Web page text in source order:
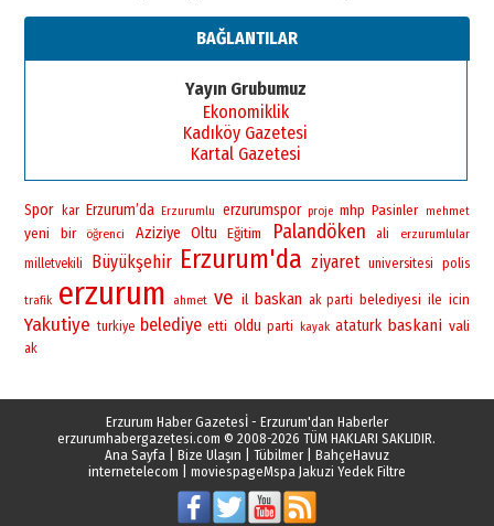
BAĞLANTILAR
Yayın Grubumuz
Ekonomiklik
Kadıköy Gazetesi
Kartal Gazetesi
Spor kar Erzurum’da Erzurumlu erzurumspor proje mhp Pasinler mehmet
yeni bir öğrenci Aziziye Oltu Eğitim Palandöken ali
erzurumlular
milletvekili
Büyükşehir Erzurum'da ziyaret universitesi polis
trafik erzurum ahmet ve il baskan ak parti belediyesi ile icin
Yakutiye turkiye belediye etti oldu parti kayak ataturk baskani vali
ak
Erzurum Haber Gazetesİ - Erzurum'dan Haberler
erzurumhabergazetesi.com © 2008-2026 TÜM HAKLARI SAKLIDIR.
Ana Sayfa| Bize Ulaşın Tübilmer| BahçeHavuz
internetelecom
moviespageMspa Jakuzi Yedek Filtre